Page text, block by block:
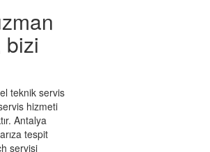
bizi
teknik servis
hizmeti
Antalya
tespit
servisi